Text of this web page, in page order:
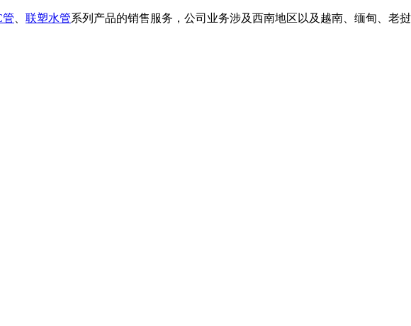
管 联塑水管系列产品的销售服务，公司业务涉及西南地区以及越南、缅甸、老挝